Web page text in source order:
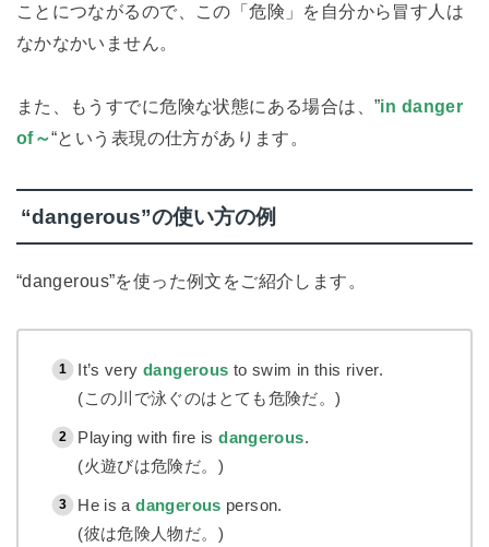
ことにつながるので、この「危険」を自分から冒す人は
なかなかいません。
また、もうすでに危険な状態にある場合は、”in danger
of～“という表現の仕方があります。
“dangerous”の使い方の例
“dangerous”を使った例文をご紹介します。
It’s very dangerous to swim in this river.
(この川で泳ぐのはとても危険だ。)
Playing with fire isdangerous.
(火遊びは危険だ。)
He is adangerous person.
(彼は危険人物だ。)